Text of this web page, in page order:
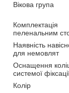
Вікова група
Комплектація
пеленальним
Наявність
для немовлят
Оснащення
системої
Колір